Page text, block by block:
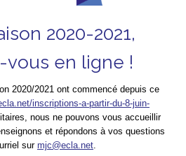
2020-2021,
vous en ligne !
2020/2021 ont commencé depuis ce
inscriptions-a-partir-du-8-juin-
nous ne pouvons vous accueillir
et répondons à vos questions
sur mjc@ecla.net